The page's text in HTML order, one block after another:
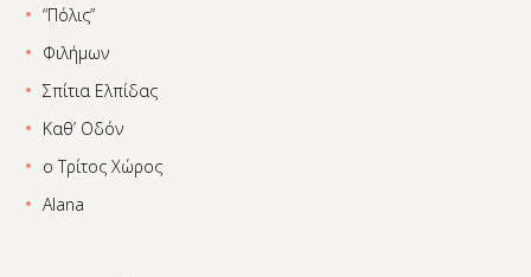
“Πόλις”
Φιλήμων
Σπίτια Ελπίδας
Καθ’ Οδόν
ο Τρίτος Χώρος
Alana